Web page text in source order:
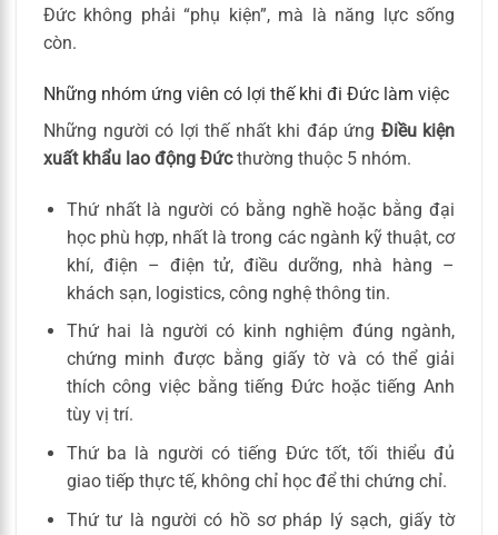
Đức không phải “phụ kiện”, mà là năng lực sống
còn.
Những nhóm ứng viên có lợi thế khi đi Đức làm việc
Những người có lợi thế nhất khi đáp ứng Điều kiện
xuất khẩu lao động Đứcthường thuộc 5 nhóm.
Thứ nhất là người có bằng nghề hoặc bằng đại
học phù hợp, nhất là trong các ngành kỹ thuật, cơ
khí, điện – điện tử, điều dưỡng, nhà hàng –
khách sạn, logistics, công nghệ thông tin.
Thứ hai là người có kinh nghiệm đúng ngành,
chứng minh được bằng giấy tờ và có thể giải
thích công việc bằng tiếng Đức hoặc tiếng Anh
tùy vị trí.
Thứ ba là người có tiếng Đức tốt, tối thiểu đủ
giao tiếp thực tế, không chỉ học để thi chứng chỉ.
Thứ tư là người có hồ sơ pháp lý sạch, giấy tờ